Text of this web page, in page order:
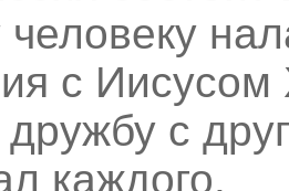
с Иисусом
с
каждого.